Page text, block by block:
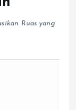
Ruas yang